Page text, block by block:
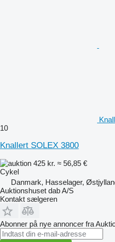
10
Knallert SOLEX 3800
425 kr. ≈ 56,85 €
Cykel
Danmark, Hasselager,
Auktionshuset dab A/S
Kontakt sælgeren
Abonner på nye annoncer fra